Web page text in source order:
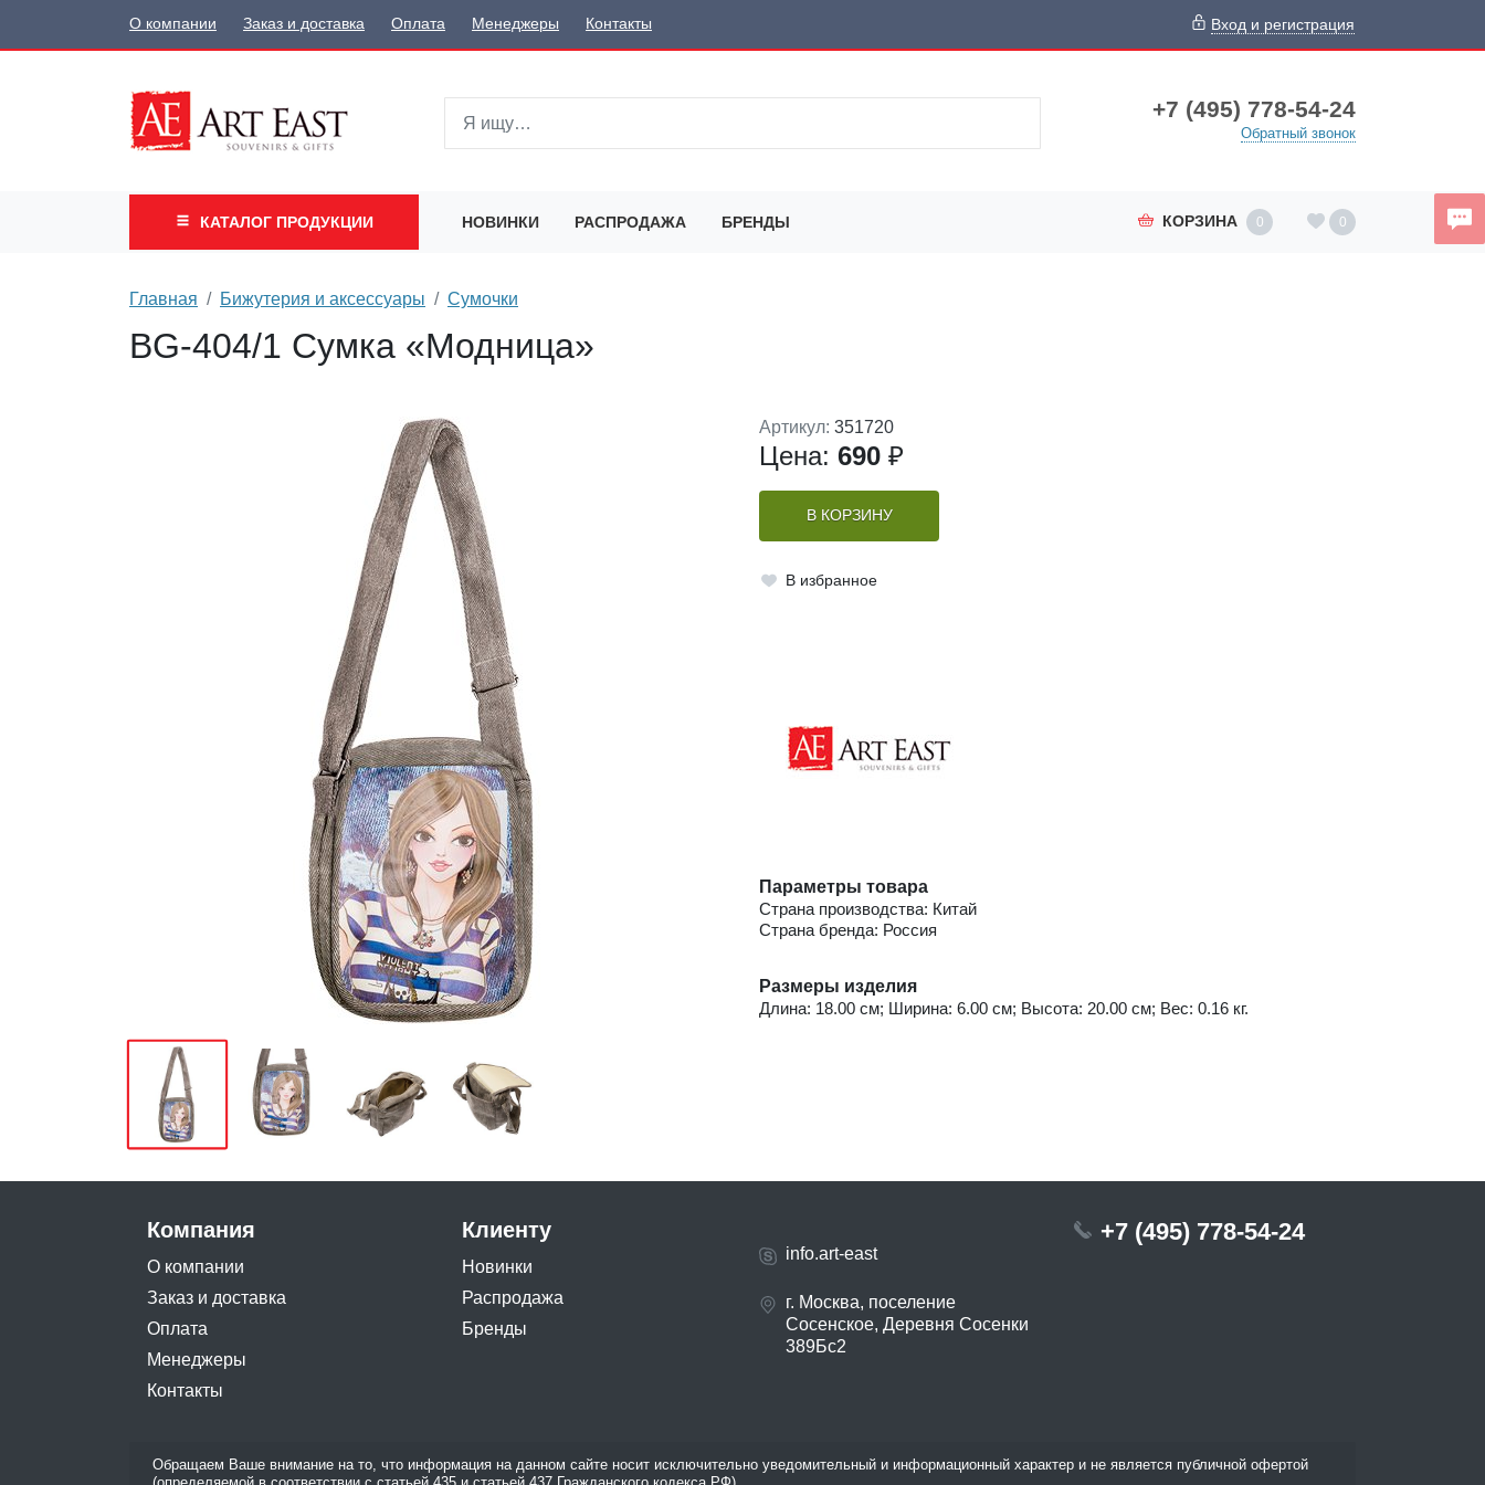
О компании Заказ и доставка Оплата Менеджеры Контакты Вход и регистрация
+7 (495) 778-54-24
Обратный звонок
КАТАЛОГ ПРОДУКЦИИ НОВИНКИ РАСПРОДАЖА БРЕНДЫ КОРЗИНА 0 0
Главная Бижутерия и аксессуары Сумочки
BG-404/1 Сумка «Модница»
Артикул: 351720
Цена: 690 ₽
В КОРЗИНУ
В избранное
Параметры товара
Страна производства: Китай
Страна бренда: Россия
Размеры изделия
Длина: 18.00 см; Ширина: 6.00 см; Высота: 20.00 см; Вес: 0.16 кг.
Компания
О компании
Заказ и доставка
Оплата
Менеджеры
Контакты
Клиенту
Новинки
Распродажа
Бренды
info.art-east
г. Москва, поселение
Сосенское, Деревня Сосенки
389Бс2
+7 (495) 778-54-24
Обращаем Ваше внимание на то, что информация на данном сайте носит исключительно уведомительный и информационный характер и не является публичной офертой